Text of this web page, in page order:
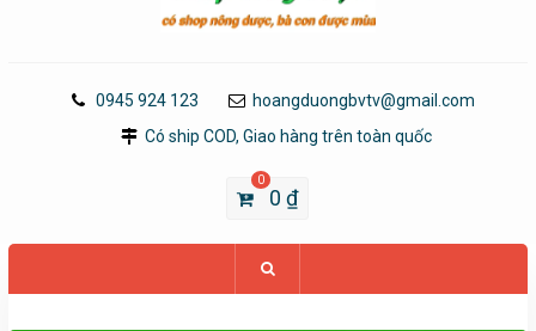
0945 924 123
hoangduongbvtv@gmail.com
Có ship COD, Giao hàng trên toàn quốc
0
0₫